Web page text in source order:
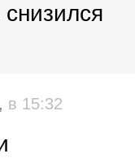
в 15:32